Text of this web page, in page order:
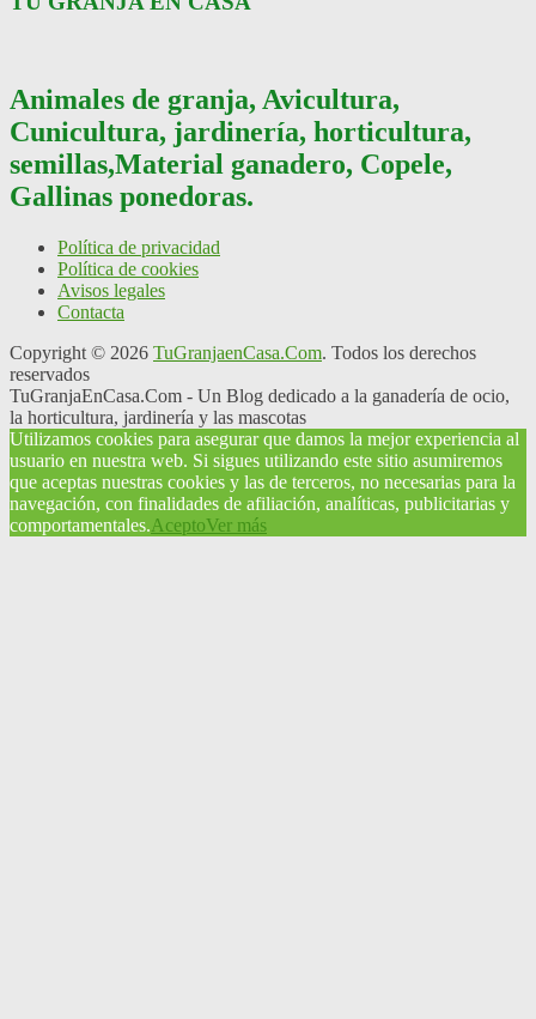
Animales de granja, Avicultura,
Cunicultura, jardinería, horticultura,
semillas,Material ganadero, Copele,
Gallinas ponedoras.
Política de privacidad
Política de cookies
Avisos legales
Contacta
Copyright © 2026 TuGranjaenCasa.Com. Todos los derechos
reservados
TuGranjaEnCasa.Com - Un Blog dedicado a la ganadería de ocio,
la horticultura, jardinería y las mascotas
Utilizamos cookies para asegurar que damos la mejor experiencia al
usuario en nuestra web. Si sigues utilizando este sitio asumiremos
que aceptas nuestras cookies y las de terceros, no necesarias para la
navegación, con finalidades de afiliación, analíticas, publicitarias y
comportamentales.AceptoVer más